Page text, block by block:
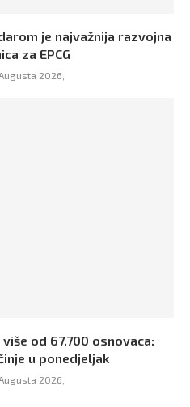
je najvažnija razvojna
za EPCG
2026,
od 67.700 osnovaca:
u ponedjeljak
2026,